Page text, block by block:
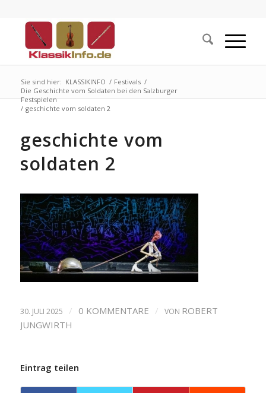
Sie sind hier: KLASSIKINFO / Festivals /
Die Geschichte vom Soldaten bei den Salzburger
Festspielen
/ geschichte vom soldaten 2
geschichte vom
soldaten 2
30. JULI 2025 / 0 KOMMENTARE / VON ROBERT
JUNGWIRTH
Eintrag teilen